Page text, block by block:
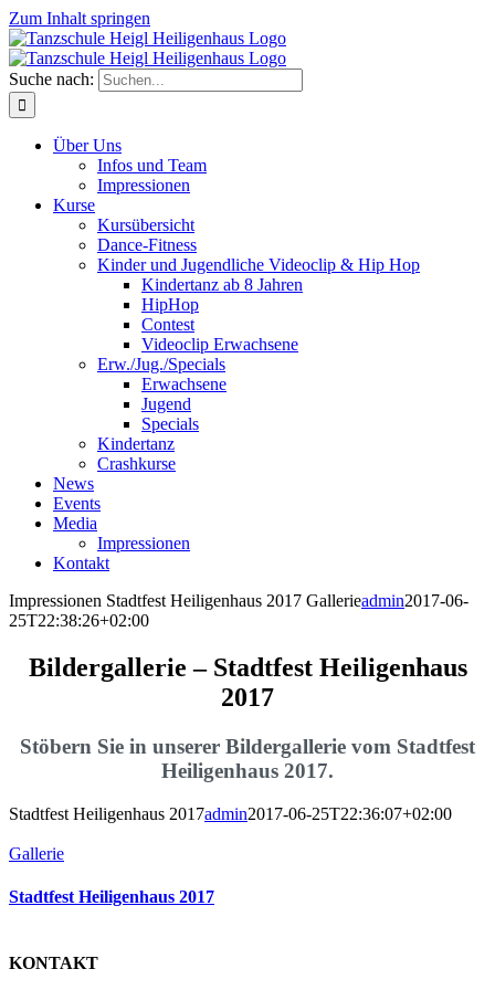
Zum Inhalt springen
Suche nach:
Über Uns
Infos und Team
Impressionen
Kurse
Kursübersicht
Dance-Fitness
Kinder und Jugendliche Videoclip & Hip Hop
Kindertanz ab 8 Jahren
HipHop
Contest
Videoclip Erwachsene
Erw./Jug./Specials
Erwachsene
Jugend
Specials
Kindertanz
Crashkurse
News
Events
Media
Impressionen
Kontakt
Impressionen Stadtfest Heiligenhaus 2017 Gallerieadmin2017-06-
25T22:38:26+02:00
Bildergallerie – Stadtfest Heiligenhaus
2017
Stöbern Sie in unserer Bildergallerie vom Stadtfest
Heiligenhaus 2017.
Stadtfest Heiligenhaus 2017admin2017-06-25T22:36:07+02:00
Gallerie
Stadtfest Heiligenhaus 2017
KONTAKT